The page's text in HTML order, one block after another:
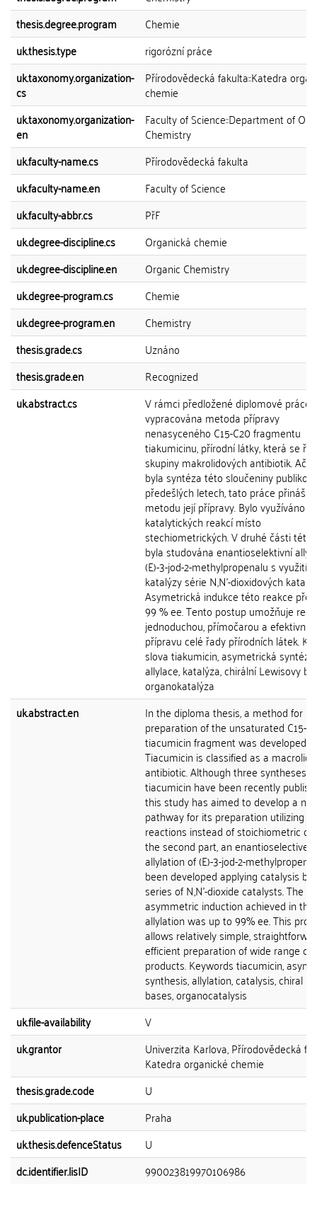
thesis.degree.program
Chemie
uk.thesis.type
rigorózní práce
uk.taxonomy.organization-
cs
Přírodovědecká fakulta::Katedra
chemie
uk.taxonomy.organization-
en
Faculty of Science::Department of
Chemistry
uk.faculty-name.cs
Přírodovědecká fakulta
uk.faculty-name.en
Faculty of Science
uk.faculty-abbr.cs
PřF
uk.degree-discipline.cs
Organická chemie
uk.degree-discipline.en
Organic Chemistry
uk.degree-program.cs
Chemie
uk.degree-program.en
Chemistry
thesis.grade.cs
Uznáno
thesis.grade.en
Recognized
uk.abstract.cs
V rámci předložené diplomové práce
vypracována metoda přípravy
nenasyceného C15-C20 fragmentu
tiakumicinu, přírodní látky, která se
skupiny makrolidových antibiotik.
byla syntéza této sloučeniny
předešlých letech, tato práce přináší
metodu její přípravy. Bylo využíváno
katalytických reakcí místo
stechiometrických. V druhé části této
byla studována enantioselektivní
(E)-3-jod-2-methylpropenalu s využitím
katalýzy série N,N'-dioxidových
Asymetrická indukce této reakce
99 % ee. Tento postup umožňuje
jednoduchou, přímočarou a efektivní
přípravu celé řady přírodních látek.
slova tiakumicin, asymetrická syntéza,
allylace, katalýza, chirální Lewisovy
organokatalýza
uk.abstract.en
In the diploma thesis, a method for
preparation of the unsaturated C15-
tiacumicin fragment was developed.
Tiacumicin is classified as a
antibiotic. Although three syntheses of
tiacumicin have been recently
this study has aimed to develop a
pathway for its preparation utilizing
reactions instead of stoichiometric
the second part, an enantioselective
allylation of (E)-3-jod-2-
been developed applying catalysis by
series of N,N'-dioxide catalysts. The
asymmetric induction achieved in the
allylation was up to 99% ee. This
allows relatively simple,
efficient preparation of wide range of
products. Keywords tiacumicin,
synthesis, allylation, catalysis, chiral
bases, organocatalysis
uk.file-availability
V
uk.grantor
Univerzita Karlova, Přírodovědecká
Katedra organické chemie
thesis.grade.code
U
uk.publication-place
Praha
uk.thesis.defenceStatus
U
dc.identifier.lisID
990023819970106986